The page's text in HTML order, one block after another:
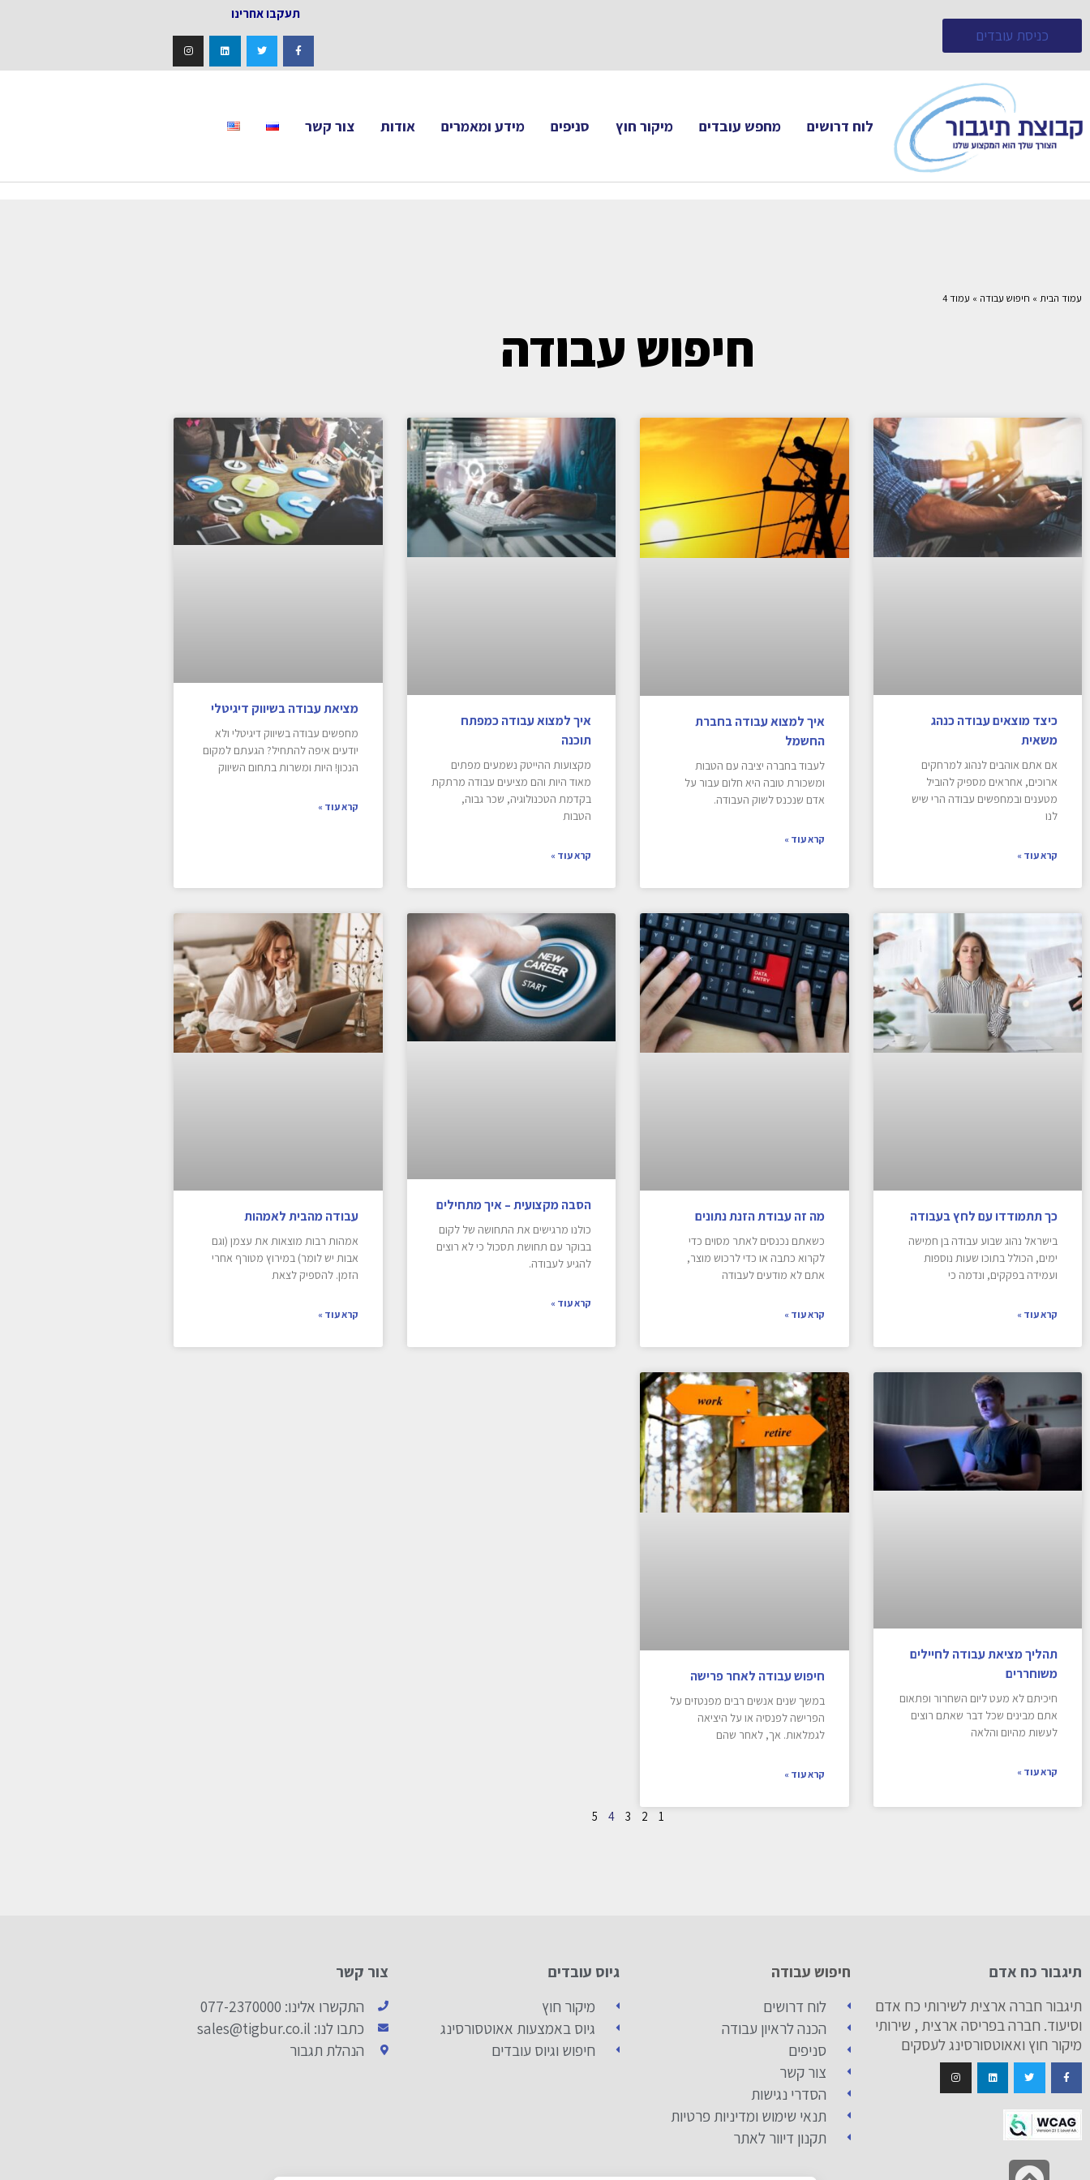
כניסת עובדים
תעקבו אחרינו
לוח דרושים מחפש עובדים מיקור חוץ סניפים מידע ומאמרים אודות צור קשר
עמוד הבית » חיפוש עבודה » עמוד 4
חיפוש עבודה
כיצד מוצאים עבודה כנהג
משאית
אם אתם אוהבים לנהוג למרחקים
ארוכים, אחראים מספיק להוביל
מטענים ובמחפשים עבודה הרי שיש
לנו
קרא עוד »
איך למצוא עבודה בחברת
החשמל
לעבוד בחברה יציבה עם הטבות
ומשכורת טובה היא חלום עבור על
אדם שנכנס לשוק העבודה.
קרא עוד »
איך למצוא עבודה כמפתח
תוכנה
מקצועות ההייטק נשמעים מפתים
מאוד היות והם מציעים עבודה מרתקת
בקדמת הטכנולוגיה, שכר גבוה,
הטבות
קרא עוד »
מציאת עבודה בשיווק דיגיטלי
מחפשים עבודה בשיווק דיגיטלי ולא
יודעים איפה להתחיל? הגעתם למקום
הנכון! היות ומשרות בתחום השיווק
קרא עוד »
כך תתמודדו עם לחץ בעבודה
בישראל נהוג שבוע עבודה בן חמישה
ימים, הכולל בתוכו שעות נוספות
ועמידה בפקקים, ונדמה כי
קרא עוד »
מה זה עבודת הזנת נתונים
כשאתם נכנסים לאתר מסוים כדי
לקרוא כתבה או כדי לרכוש מוצר,
אתם לא מודעים לעבודה
קרא עוד »
הסבה מקצועית – איך מתחילים
כולנו מרגישים את התחושה של לקום
בבוקר עם תחושת תסכול כי לא רוצים
להגיע לעבודה.
קרא עוד »
עבודה מהבית לאמהות
אמהות רבות מוצאות את עצמן (וגם
אבות יש לומר) במירוץ מטורף אחרי
הזמן. להספיק לצאת
קרא עוד »
תהליך מציאת עבודה לחיילים
משוחררים
חיכיתם לא מעט ליום השחרור ופתאום
אתם מבינים שכל דבר שאתם רוצים
לעשות מהיום והלאה
קרא עוד »
חיפוש עבודה לאחר פרישה
במשך שנים אנשים רבים מפנטזים על
הפרישה לפנסיה או על היציאה
לגמלאות. אך, לאחר שהם
קרא עוד »
1
2
3
4
5
תיגבור כח אדם
תיגבור חברה ארצית לשירותי כח אדם
וסיעוד. חברה בפריסה ארצית , שירותי
מיקור חוץ ואאוטסורסינג לעסקים
חיפוש עבודה
לוח דרושים
הכנה לראיון עבודה
סניפים
צור קשר
הסדרי נגישות
תנאי שימוש ומדיניות פרטיות
תקנון דיוור לאתר
גיוס עובדים
מיקור חוץ
גיוס באמצעות אאוטסורסינג
חיפוש וגיוס עובדים
צור קשר
התקשרו אלינו: 077-2370000
כתבו לנו: sales@tigbur.co.il
הנהלת תגבור